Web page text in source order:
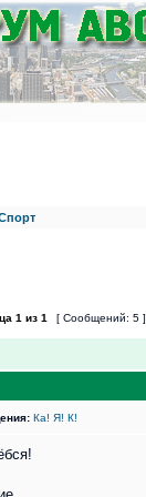
1 из 1 [ Сообщений: 5 ]
Ка! Я! К!